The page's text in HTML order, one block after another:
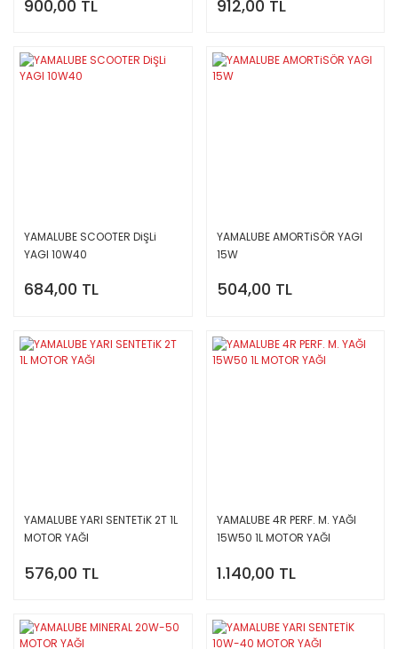
900,00 TL 912,00 TL
YAMALUBE SCOOTER DiŞLi
YAGI 10W40
684,00 TL
YAMALUBE AMORTiSÖR YAGI
15W
504,00 TL
YAMALUBE YARI SENTETiK 2T 1L
MOTOR YAĞI
576,00 TL
YAMALUBE 4R PERF. M. YAĞI
15W50 1L MOTOR YAĞI
1.140,00 TL